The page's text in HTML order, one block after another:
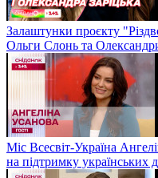
Залаштунки проєкту
Ольги Слонь та
Міс Всесвіт-Україна
на підтримку українських